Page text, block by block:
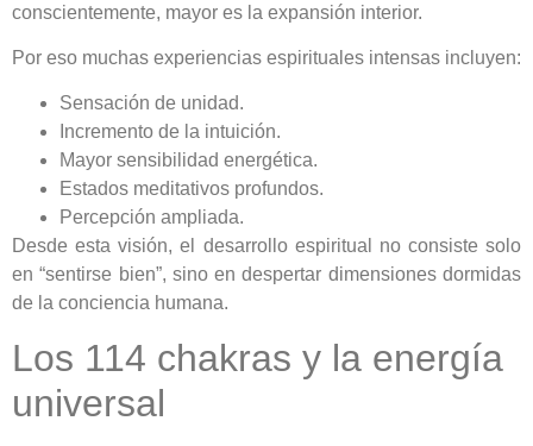
conscientemente, mayor es la expansión interior.
Por eso muchas experiencias espirituales intensas incluyen:
Sensación de unidad.
Incremento de la intuición.
Mayor sensibilidad energética.
Estados meditativos profundos.
Percepción ampliada.
Desde esta visión, el desarrollo espiritual no consiste solo
en “sentirse bien”, sino en despertar dimensiones dormidas
de la conciencia humana.
Los 114 chakras y la energía
universal